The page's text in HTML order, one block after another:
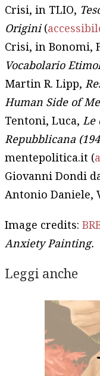
Crisi, in TLIO,
Origini(
Crisi, in Bonomi,
Vocabolario
Martin R. Lipp,
Human Side of
Tentoni, Luca, Le
Repubblicana
mentepolitica.it (
Giovanni Dondi
Antonio Daniele,
Image credits:
Anxiety Painting.
Leggi anche